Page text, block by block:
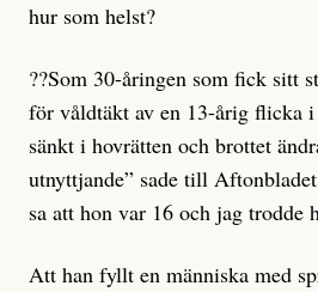
hur som helst?
??Som 30-åringen som fick sitt
för våldtäkt av en 13-årig flicka
sänkt i hovrätten och brottet
utnyttjande” sade till
sa att hon var 16 och jag trodde
Att han fyllt en människa med